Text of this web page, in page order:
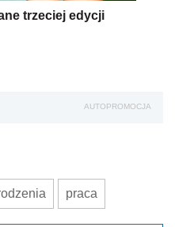
trzeciej edycji
AUTOPROMOCJA
praca